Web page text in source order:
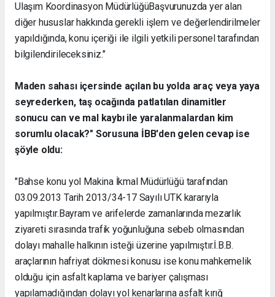
Ulaşım Koordinasyon MüdürlüğüBaşvurunuzda yer alan
diğer hususlar hakkında gerekli işlem ve değerlendirilmeler
yapıldığında, konu içeriği ile ilgili yetkili personel tarafından
bilgilendirileceksiniz."
Maden sahası içersinde açılan bu yolda araç veya yaya
seyrederken, taş ocağında patlatılan dinamitler
sonucu can ve mal kaybı ile yaralanmalardan kim
sorumlu olacak?" Sorusuna İBB'den gelen cevap ise
şöyle oldu:
"Bahse konu yol Makina İkmal Müdürlüğü tarafından
03.09.2013 Tarih 2013/34-17 Sayılı UTK kararıyla
yapılmıştır.Bayram ve arifelerde zamanlarında mezarlık
ziyareti sırasında trafik yoğunluğuna sebeb olmasından
dolayı mahalle halkının isteği üzerine yapılmıştır.İ.B.B.
araçlarının hafriyat dökmesi konusu ise konu mahkemelik
olduğu için asfalt kaplama ve bariyer çalışması
yapılamadığından dolayı yol kenarlarına asfalt kırığ